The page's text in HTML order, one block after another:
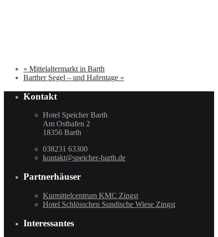
« Mittelaltermarkt in Barth
Barther Segel – und Hafentage »
Kontakt
Hotel Speicher Barth
Am Osthafen 2
18356 Barth
038231 63300
kontakt@speicher-barth.de
Partnerhäuser
Kurmittelcentrum KMC Zingst
Hotel Schlösschen Sundische Wiese Zingst
Interessantes